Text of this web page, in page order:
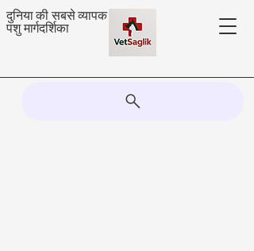
दुनिया की सबसे व्यापक
पशु मार्गदर्शिका